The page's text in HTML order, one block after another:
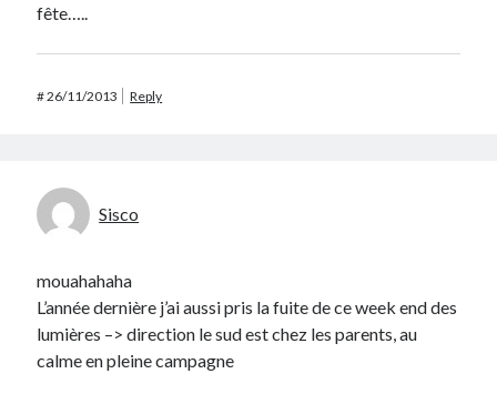
fête…..
#26/11/2013 Reply
Sisco
mouahahaha
L’année dernière j’ai aussi pris la fuite de ce week end des
lumières –> direction le sud est chez les parents, au
calme en pleine campagne